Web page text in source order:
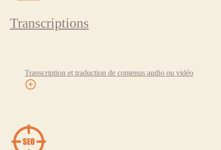
Transcriptions
Transcription et traduction de contenus audio ou vidéo